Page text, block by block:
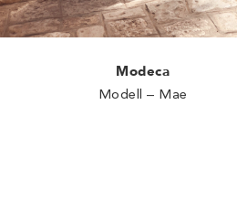
Modeca
Modell – Mae